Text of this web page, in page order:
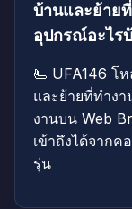
บ้านและย้าย
อุปกรณ์อะไร
🫷 UFA146 โ
และย้ายที่ทำง
งานบน Web
เข้าถึงได้จาก
รุ่น